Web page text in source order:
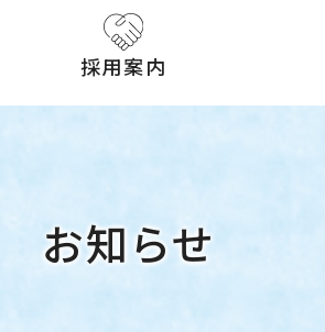
採用案内
お知らせ